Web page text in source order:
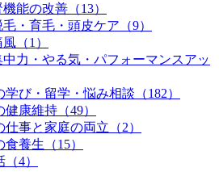
能の改善（13）
・育毛・頭皮ケア（9）
（1）
中力・やる気・パフォーマンスアッ
び・留学・悩み相談（182）
康維持（49）
事と家庭の両立（2）
養生（15）
4）